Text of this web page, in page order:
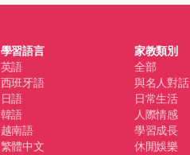
學習語言
英語
西班牙語
日語
韓語
越南語
繁體中文
家教類別
全部
與名人對話
日常生活
人際情感
學習成長
休閒娛樂